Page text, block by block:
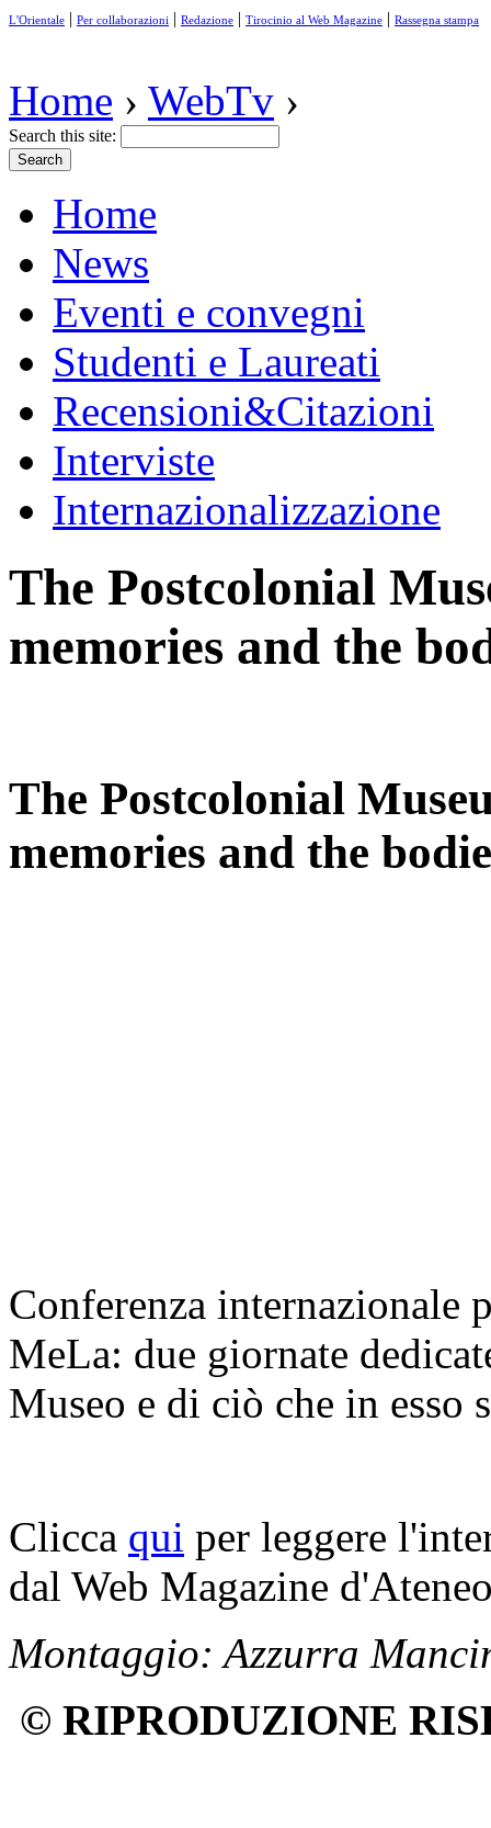
L'Orientale | Per collaborazioni | Redazione | Tirocinio al Web Magazine | Rassegna stampa
Home › WebTv ›
Search this site:
Home
News
Eventi e convegni
Studenti e Laureati
Recensioni&Citazioni
Interviste
Internazionalizzazione
The Postcolonial
memories and the
The Postcolonial
memories and the
Conferenza internazionale
MeLa: due giornate
Museo e di ciò che in esso
Clicca qui per leggere
dal Web Magazine
Montaggio: Azzurra
© RIPRODUZIONE